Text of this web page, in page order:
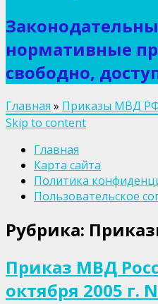
нормативные
свободно,
Главная » Приказы МВД
Skip to content
Главная
Карта сайта
Политика
Пользовательское
Рубрика:
Приказ МВД
октября 2005 г.